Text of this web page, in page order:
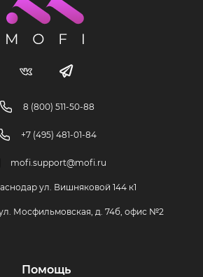
8 (800) 511-50-88
+7 (495) 481-01-84
mofi.support@mofi.ru
ул. Вишняковой 144 к1
Мосфильмовская, д. 74б, офис №2
Помощь